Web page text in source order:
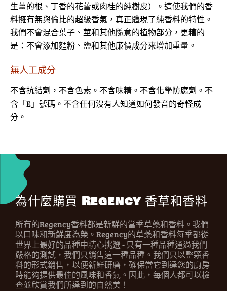
生薑的根、丁香的花蕾或肉桂的純樹皮）。這使我們的香
料擁有無與倫比的超級香氣，真正體現了純香料的特性。
我們不會混合葉子、莖和其他隨意的植物部分，更糟的
是：不會添加麵粉、鹽和其他廉價成分來增加重量。
無人工成分
不含抗結劑，不含色素。不含味精。不含化學防腐劑。不
含「E」號碼。不含任何沒有人知道如何發音的奇怪成
分。
為什麼購買 Regency 香草和香料
所有的Regency香料都是新鮮的當季草藥和香料。我們
以口味和新鮮度為榮。Regency的草藥和香料每季都從
世界上最好的品種中精心挑選 - 只有一種品種通過我們
嚴格的測試，我們只銷售這一種品種。我們只以整顆香
料的形式銷售，以便新鮮研磨，確保當它到達您的廚房
時能夠提供最佳的風味和香氣。因此，每個人都可以檢
查並欣賞我們所達到的自然美！